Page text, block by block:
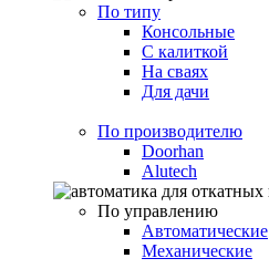
По типу
Консольные
С калиткой
На сваях
Для дачи
По производителю
Doorhan
Alutech
По управлению
Автоматические
Механические